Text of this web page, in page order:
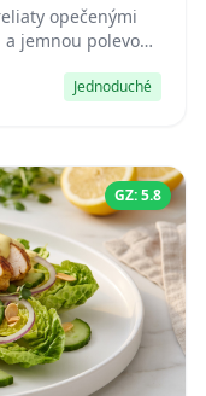
opečenými
jemnou polevou
Jednoduché
GZ: 5.8